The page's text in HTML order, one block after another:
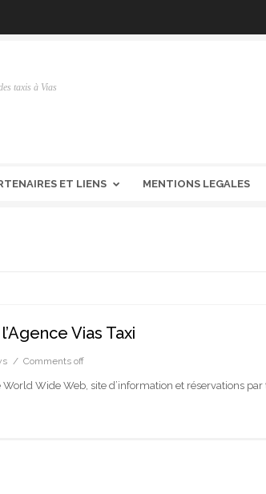
taxis à Vias
ET LIENS MENTIONS LEGALES
Vias Taxi
Comments off
Wide Web, site d’information et réservations